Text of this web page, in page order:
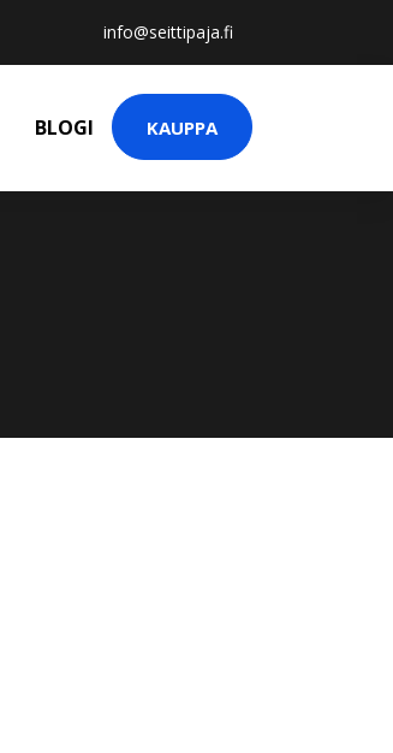
info@seittipaja.fi
BLOGI KAUPPA